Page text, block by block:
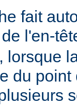
fait
l'en-
lorsque
du